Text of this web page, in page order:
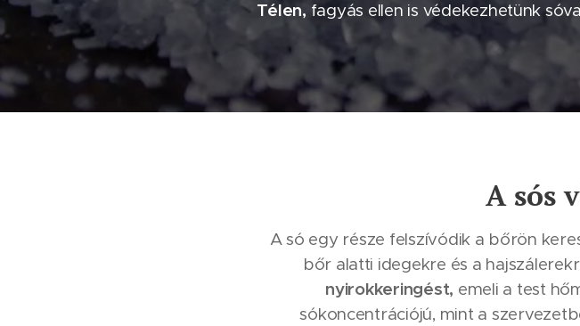
Télen, fagyás ellen is védekezhetünk
A sós
A só egy része felszívódik a bőrön
bőr alatti idegekre és a
nyirokkeringést, emeli a test
sókoncentrációjú, mint a